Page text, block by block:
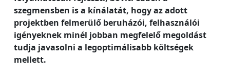
szegmensben is a kínálatát, hogy az adott
projektben felmerülő beruházói, felhasználói
igényeknek minél jobban megfelelő megoldást
tudja javasolni a legoptimálisabb költségek
mellett.